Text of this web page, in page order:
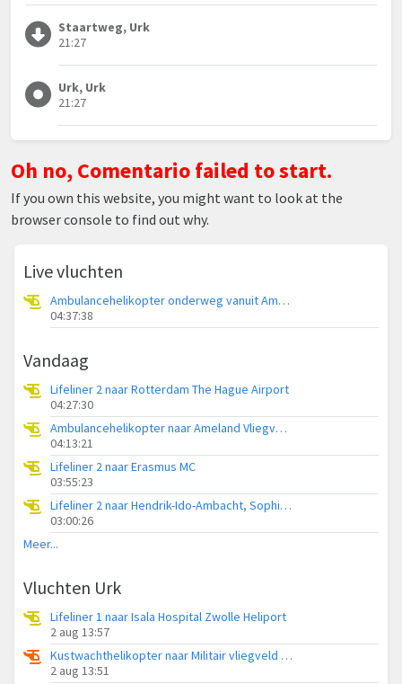
Staartweg, Urk
21:27
Urk, Urk
21:27
Oh no, Comentario failed to start.
If you own this website, you might want to look at the
browser console to find out why.
Live vluchten
Ambulancehelikopter onderweg vanuit Ameland Vliegveld Ballum
04:37:38
Vandaag
Lifeliner 2 naar Rotterdam The Hague Airport
04:27:30
Ambulancehelikopter naar Ameland Vliegveld Ballum
04:13:21
Lifeliner 2 naar Erasmus MC
03:55:23
Lifeliner 2 naar Hendrik-Ido-Ambacht, Sophiapark-West
03:00:26
Meer...
Vluchten Urk
Lifeliner 1 naar Isala Hospital Zwolle Heliport
2 aug 13:57
Kustwachthelikopter naar Militair vliegveld De Kooy / Den Helder Airport
2 aug 13:51